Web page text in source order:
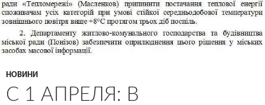
НОВИНИ
С 1 АПРЕЛЯ: В